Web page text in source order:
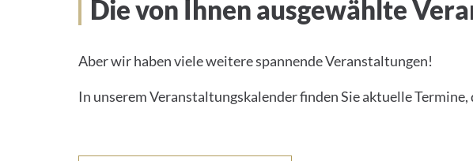
Die von Ihnen ausgewählte
Aber wir haben viele weitere spannende Veranstaltungen!
In unserem Veranstaltungskalender finden Sie aktuelle